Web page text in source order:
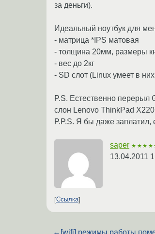
за деньги).
Идеальный ноутбук для
- матрица *IPS матовая
- толщина 20мм, размеры
- вес до 2кг
- SD слот (Linux умеет в
P.S. Естественно перерыл
слон Lenovo ThinkPad
P.P.S. Я бы даже
saper
13.04.2011
Ссылка
← [wifi] режимы работы